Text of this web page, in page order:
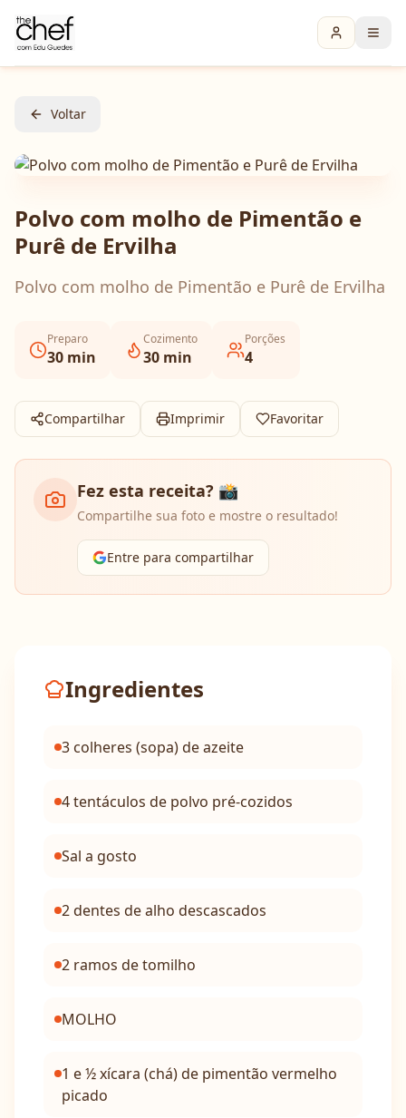
Voltar
Polvo com molho de Pimentão e
Purê de Ervilha
Polvo com molho de Pimentão e Purê de Ervilha
Preparo
30 min
Cozimento
30 min
Porções
4
Compartilhar Imprimir Favoritar
Fez esta receita? 📸
Compartilhe sua foto e mostre o resultado!
Entre para compartilhar
Ingredientes
3 colheres (sopa) de azeite
4 tentáculos de polvo pré-cozidos
Sal a gosto
2 dentes de alho descascados
2 ramos de tomilho
MOLHO
1 e ½ xícara (chá) de pimentão vermelho
picado